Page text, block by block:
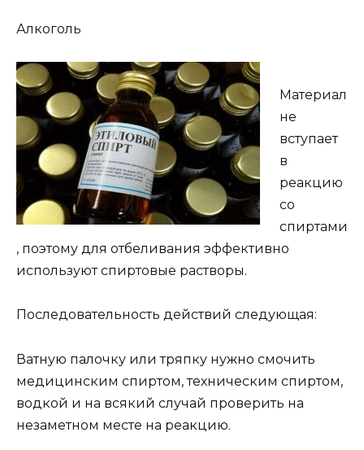
Алкоголь
Материал
не
вступает
в
реакцию
со
спиртами
, поэтому для отбеливания эффективно
используют спиртовые растворы.
Последовательность действий следующая:
Ватную палочку или тряпку нужно смочить
медицинским спиртом, техническим спиртом,
водкой и на всякий случай проверить на
незаметном месте на реакцию.